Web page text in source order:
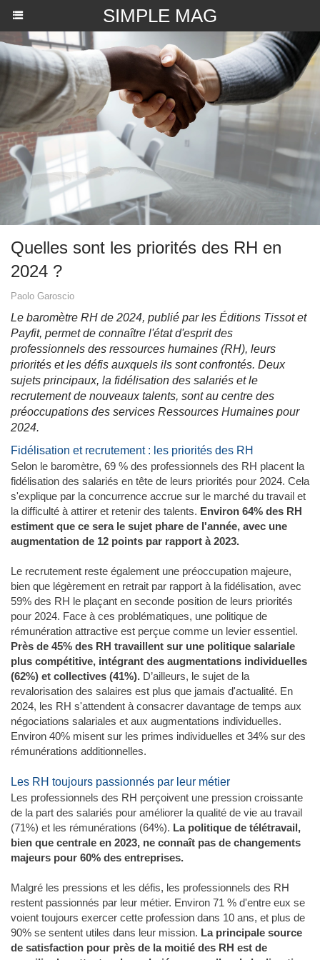
SIMPLE MAG
Quelles sont les priorités des RH en
2024 ?
Paolo Garoscio
Le baromètre RH de 2024, publié par les Éditions Tissot et
Payfit, permet de connaître l'état d'esprit des
professionnels des ressources humaines (RH), leurs
priorités et les défis auxquels ils sont confrontés. Deux
sujets principaux, la fidélisation des salariés et le
recrutement de nouveaux talents, sont au centre des
préoccupations des services Ressources Humaines pour
2024.
Fidélisation et recrutement : les priorités des RH
Selon le baromètre, 69 % des professionnels des RH placent la
fidélisation des salariés en tête de leurs priorités pour 2024​​. Cela
s'explique par la concurrence accrue sur le marché du travail et
la difficulté à attirer et retenir des talents. Environ 64% des RH
estiment que ce sera le sujet phare de l'année, avec une
augmentation de 12 points par rapport à 2023​​.
Le recrutement reste également une préoccupation majeure,
bien que légèrement en retrait par rapport à la fidélisation, avec
59% des RH le plaçant en seconde position de leurs priorités
pour 2024​​. Face à ces problématiques, une politique de
rémunération attractive est perçue comme un levier essentiel.
Près de 45% des RH travaillent sur une politique salariale
plus compétitive, intégrant des augmentations individuelles
(62%) et collectives (41%). D’ailleurs, le sujet de la
revalorisation des salaires est plus que jamais d'actualité. En
2024, les RH s'attendent à consacrer davantage de temps aux
négociations salariales et aux augmentations individuelles.
Environ 40% misent sur les primes individuelles et 34% sur des
rémunérations additionnelles.
Les RH toujours passionnés par leur métier
Les professionnels des RH perçoivent une pression croissante
de la part des salariés pour améliorer la qualité de vie au travail
(71%) et les rémunérations (64%). La politique de télétravail,
bien que centrale en 2023, ne connaît pas de changements
majeurs pour 60% des entreprises.
Malgré les pressions et les défis, les professionnels des RH
restent passionnés par leur métier. Environ 71 % d'entre eux se
voient toujours exercer cette profession dans 10 ans, et plus de
90% se sentent utiles dans leur mission​​. La principale source
de satisfaction pour près de la moitié des RH est de